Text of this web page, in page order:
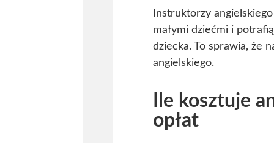
Instruktorzy
małymi dziećmi i
dziecka. To sprawia, że
angielskiego.
Ile kosztuje
opłat